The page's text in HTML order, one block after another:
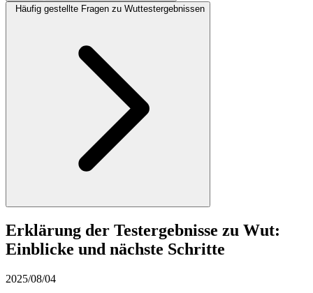
Häufig gestellte Fragen zu Wuttestergebnissen
Erklärung der Testergebnisse zu Wut:
Einblicke und nächste Schritte
2025/08/04